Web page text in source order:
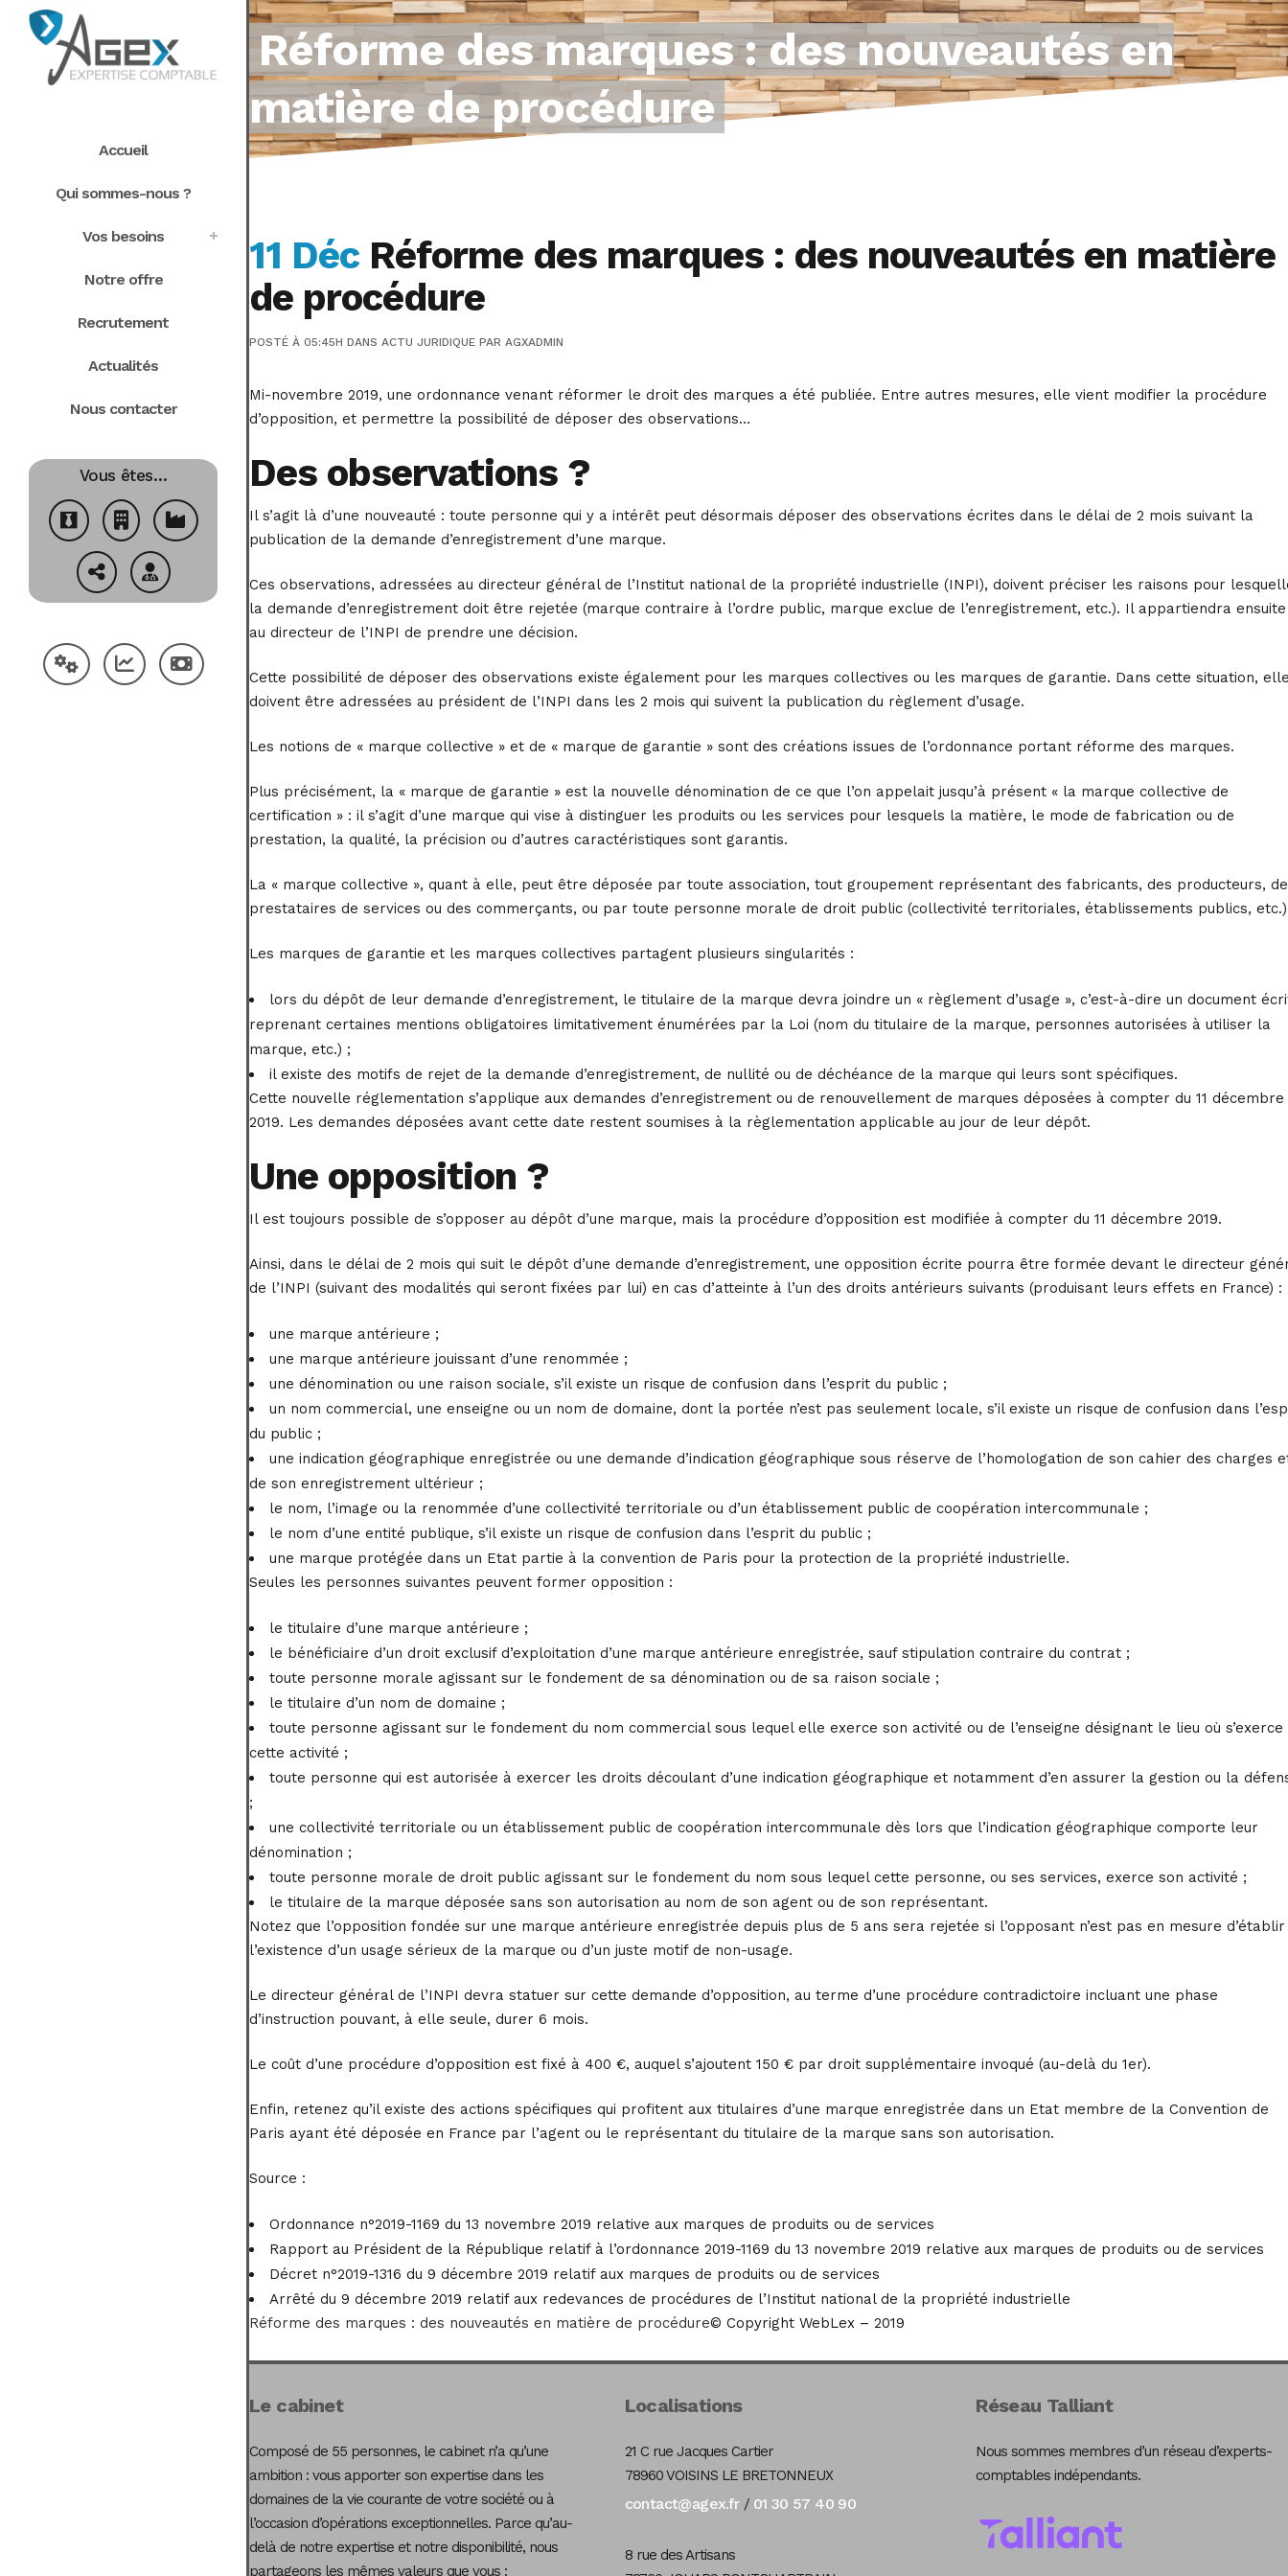
Accueil
Qui sommes-nous ?
Vos besoins
Notre offre
Recrutement
Actualités
Nous contacter
Vous êtes…
Réforme des marques : des nouveautés en
matière de procédure
11 Déc Réforme des marques : des nouveautés en matière
de procédure
POSTÉ À 05:45H DANS ACTU JURIDIQUE PAR AGXADMIN
Mi-novembre 2019, une ordonnance venant réformer le droit des marques a été publiée. Entre autres mesures, elle vient modifier la procédure
d’opposition, et permettre la possibilité de déposer des observations…
Des observations ?
Il s’agit là d’une nouveauté : toute personne qui y a intérêt peut désormais déposer des observations écrites dans le délai de 2 mois suivant la
publication de la demande d’enregistrement d’une marque.
Ces observations, adressées au directeur général de l’Institut national de la propriété industrielle (INPI), doivent préciser les raisons pour
la demande d’enregistrement doit être rejetée (marque contraire à l’ordre public, marque exclue de l’enregistrement, etc.). Il appartiendra ensuite
au directeur de l’INPI de prendre une décision.
Cette possibilité de déposer des observations existe également pour les marques collectives ou les marques de garantie. Dans cette situation,
doivent être adressées au président de l’INPI dans les 2 mois qui suivent la publication du règlement d’usage.
Les notions de « marque collective » et de « marque de garantie » sont des créations issues de l’ordonnance portant réforme des marques.
Plus précisément, la « marque de garantie » est la nouvelle dénomination de ce que l’on appelait jusqu’à présent « la marque collective de
certification » : il s’agit d’une marque qui vise à distinguer les produits ou les services pour lesquels la matière, le mode de fabrication ou de
prestation, la qualité, la précision ou d’autres caractéristiques sont garantis.
La « marque collective », quant à elle, peut être déposée par toute association, tout groupement représentant des fabricants, des producteurs,
prestataires de services ou des commerçants, ou par toute personne morale de droit public (collectivité territoriales, établissements publics,
Les marques de garantie et les marques collectives partagent plusieurs singularités :
lors du dépôt de leur demande d’enregistrement, le titulaire de la marque devra joindre un « règlement d’usage », c’est-à-dire un document
reprenant certaines mentions obligatoires limitativement énumérées par la Loi (nom du titulaire de la marque, personnes autorisées à utiliser la
marque, etc.) ;
il existe des motifs de rejet de la demande d’enregistrement, de nullité ou de déchéance de la marque qui leurs sont spécifiques.
Cette nouvelle réglementation s’applique aux demandes d’enregistrement ou de renouvellement de marques déposées à compter du 11 décembre
2019. Les demandes déposées avant cette date restent soumises à la règlementation applicable au jour de leur dépôt.
Une opposition ?
Il est toujours possible de s’opposer au dépôt d’une marque, mais la procédure d’opposition est modifiée à compter du 11 décembre 2019.
Ainsi, dans le délai de 2 mois qui suit le dépôt d’une demande d’enregistrement, une opposition écrite pourra être formée devant le directeur
de l’INPI (suivant des modalités qui seront fixées par lui) en cas d’atteinte à l’un des droits antérieurs suivants (produisant leurs effets en France) :
une marque antérieure ;
une marque antérieure jouissant d’une renommée ;
une dénomination ou une raison sociale, s’il existe un risque de confusion dans l’esprit du public ;
un nom commercial, une enseigne ou un nom de domaine, dont la portée n’est pas seulement locale, s’il existe un risque de confusion dans
du public ;
une indication géographique enregistrée ou une demande d’indication géographique sous réserve de l’homologation de son cahier des charges
de son enregistrement ultérieur ;
le nom, l’image ou la renommée d’une collectivité territoriale ou d’un établissement public de coopération intercommunale ;
le nom d’une entité publique, s’il existe un risque de confusion dans l’esprit du public ;
une marque protégée dans un Etat partie à la convention de Paris pour la protection de la propriété industrielle.
Seules les personnes suivantes peuvent former opposition :
le titulaire d’une marque antérieure ;
le bénéficiaire d’un droit exclusif d’exploitation d’une marque antérieure enregistrée, sauf stipulation contraire du contrat ;
toute personne morale agissant sur le fondement de sa dénomination ou de sa raison sociale ;
le titulaire d’un nom de domaine ;
toute personne agissant sur le fondement du nom commercial sous lequel elle exerce son activité ou de l’enseigne désignant le lieu où s’exerce
cette activité ;
toute personne qui est autorisée à exercer les droits découlant d’une indication géographique et notamment d’en assurer la gestion ou la
;
une collectivité territoriale ou un établissement public de coopération intercommunale dès lors que l’indication géographique comporte leur
dénomination ;
toute personne morale de droit public agissant sur le fondement du nom sous lequel cette personne, ou ses services, exerce son activité ;
le titulaire de la marque déposée sans son autorisation au nom de son agent ou de son représentant.
Notez que l’opposition fondée sur une marque antérieure enregistrée depuis plus de 5 ans sera rejetée si l’opposant n’est pas en mesure d’établir
l’existence d’un usage sérieux de la marque ou d’un juste motif de non-usage.
Le directeur général de l’INPI devra statuer sur cette demande d’opposition, au terme d’une procédure contradictoire incluant une phase
d’instruction pouvant, à elle seule, durer 6 mois.
Le coût d’une procédure d’opposition est fixé à 400 €, auquel s’ajoutent 150 € par droit supplémentaire invoqué (au-delà du 1er).
Enfin, retenez qu’il existe des actions spécifiques qui profitent aux titulaires d’une marque enregistrée dans un Etat membre de la Convention de
Paris ayant été déposée en France par l’agent ou le représentant du titulaire de la marque sans son autorisation.
Source :
Ordonnance n°2019-1169 du 13 novembre 2019 relative aux marques de produits ou de services
Rapport au Président de la République relatif à l’ordonnance 2019-1169 du 13 novembre 2019 relative aux marques de produits ou de services
Décret n°2019-1316 du 9 décembre 2019 relatif aux marques de produits ou de services
Arrêté du 9 décembre 2019 relatif aux redevances de procédures de l’Institut national de la propriété industrielle
Réforme des marques : des nouveautés en matière de procédure© Copyright WebLex – 2019
Le cabinet
Composé de 55 personnes, le cabinet n’a qu’une
ambition : vous apporter son expertise dans les
domaines de la vie courante de votre société ou à
l’occasion d’opérations exceptionnelles. Parce qu’au-
delà de notre expertise et notre disponibilité, nous
partageons les mêmes valeurs que vous :
Localisations
21 C rue Jacques Cartier
78960 VOISINS LE BRETONNEUX
contact@agex.fr/ 01 30 57 40 90
8 rue des Artisans
Réseau Talliant
Nous sommes membres d’un réseau d’experts-
comptables indépendants.